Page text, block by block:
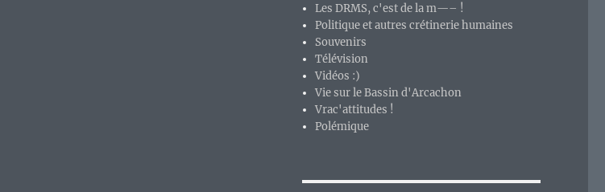
Les DRMS, c'est de la m—– !
Politique et autres crétinerie humaines
Souvenirs
Télévision
Vidéos :)
Vie sur le Bassin d'Arcachon
Vrac'attitudes !
Polémique